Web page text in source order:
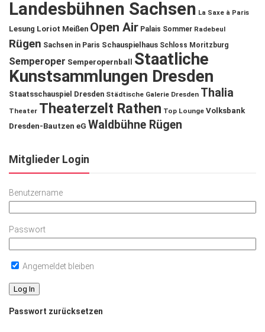
Landesbühnen Sachsen La Saxe à Paris
Lesung Loriot Meißen Open Air Palais Sommer Radebeul
Rügen Sachsen in Paris Schauspielhaus Schloss Moritzburg
Semperoper Semperopernball
Staatliche
Kunstsammlungen Dresden
Staatsschauspiel Dresden Städtische Galerie Dresden Thalia
Theater Theaterzelt Rathen Top Lounge Volksbank
Dresden-Bautzen eG Waldbühne Rügen
Mitglieder Login
Benutzername
Passwort
Angemeldet bleiben
Passwort zurücksetzen